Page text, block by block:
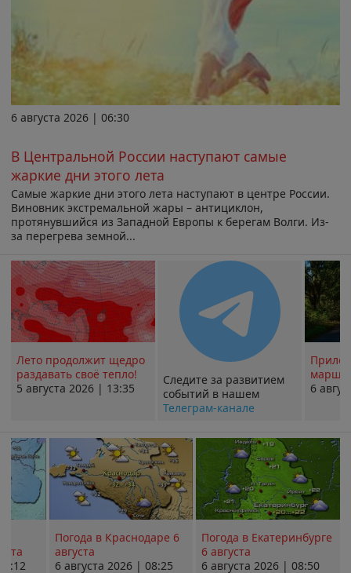
6 августа 2026 | 06:30
В Центральной России наступают самые
жаркие дни этого лета
Самые жаркие дни этого лета наступают в центре России.
Виновник экстремальной жары – антициклон,
протянувшийся из Западной Европы к берегам Волги. Из-
за перегрева земной...
Лето продолжит щедро
раздавать своё тепло!
5 августа 2026 | 13:35
Следите за развитием
событий в нашем
Телеграм-канале
6
Погода в Краснодаре 6
августа
6 августа 2026 | 08:25
Погода в Екатеринбурге
6 августа
6 августа 2026 | 08:50